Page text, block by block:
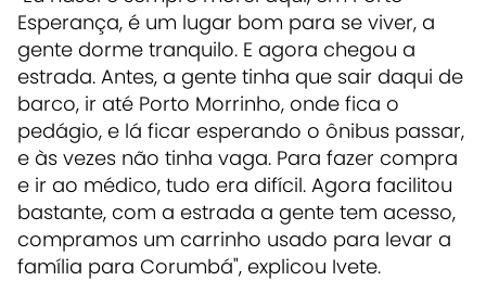
Esperança, é um lugar bom para se viver, a
gente dorme tranquilo. E agora chegou a
estrada. Antes, a gente tinha que sair daqui de
barco, ir até Porto Morrinho, onde fica o
pedágio, e lá ficar esperando o ônibus passar,
e às vezes não tinha vaga. Para fazer compra
e ir ao médico, tudo era difícil. Agora facilitou
bastante, com a estrada a gente tem acesso,
compramos um carrinho usado para levar a
família para Corumbá", explicou Ivete.